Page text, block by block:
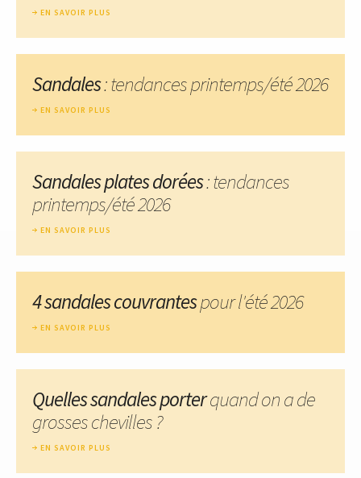
EN SAVOIR PLUS
Sandales: tendances printemps/été 2026
EN SAVOIR PLUS
Sandales plates dorées: tendances
printemps/été 2026
EN SAVOIR PLUS
4 sandales couvrantespour l'été 2026
EN SAVOIR PLUS
Quelles sandales porterquand on a de
grosses chevilles ?
EN SAVOIR PLUS